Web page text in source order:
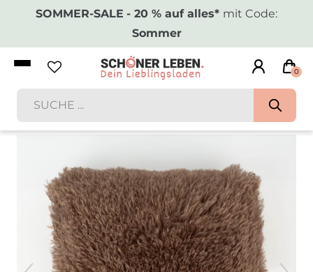
SOMMER-SALE - 20 % auf alles* mit Code:
Sommer
0